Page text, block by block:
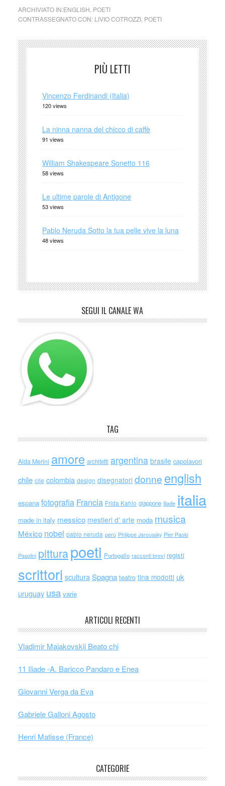
ARCHIVIATO IN:ENGLISH POETI
CONTRASSEGNATO CON: LIVIO COTROZZI, POETI
PIÙ LETTI
Vincenzo Ferdinandi (Italia)
120 views
La ninna nanna del chicco di caffè
91 views
William Shakespeare Sonetto 116
58 views
Le ultime parole di Antigone
53 views
Pablo Neruda Sotto la tua pelle vive la luna
48 views
SEGUI IL CANALE WA
TAG
Alda Merini amore architetti argentina brasile capolavori
chile cile colombia design disegnatori donne english
espana fotografia Francia Frida Kahlo giappone iliade italia
made in italy messico mestieri d' arte moda musica
México nobel pablo neruda perù Philippe Jaroussky Pier Paolo
Pasolini pitturapoeti Portogallo racconti brevi registi
scrittori scultura Spagna teatro tina modotti uk
uruguay usa varie
ARTICOLI RECENTI
Vladimir Majakovskij Beato chi
11 Iliade -A. Baricco Pandaro e Enea
Giovanni Verga da Eva
Gabriele Galloni Agosto
Henri Matisse (France)
CATEGORIE